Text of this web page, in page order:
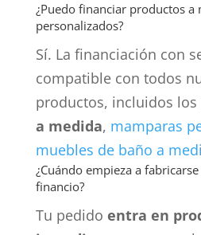
¿Puedo financiar productos a
personalizados?
Sí. La financiación con
compatible con todos
productos, incluidos los
a medida, mamparas
muebles de baño a
¿Cuándo empieza a
financio?
Tu pedido entra en